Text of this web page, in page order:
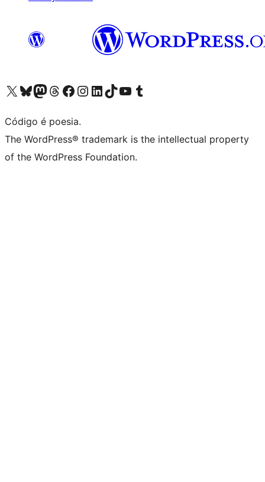
Visite a nossa conta X (antigo Twitter)
Visit our Bluesky account
Visit our Mastodon account
Visit our Threads account
Visite a nossa página do Facebook
Visite a nossa conta no Instagram
Visite a nossa conta no LinkedIn
Visit our TikTok account
Visit our YouTube channel
Visit our Tumblr account
Código é poesia.
The WordPress® trademark is the intellectual property
of the WordPress Foundation.